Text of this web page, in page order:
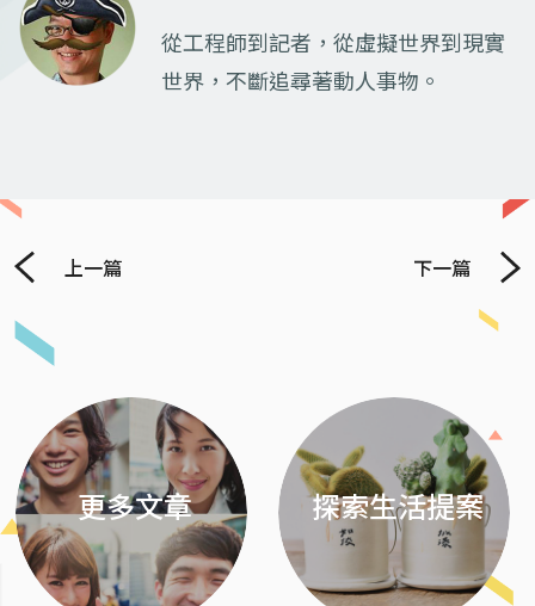
從工程師到記者，從虛擬世界到現實
世界，不斷追尋著動人事物。
上一篇 下一篇
更多文章 探索生活提案